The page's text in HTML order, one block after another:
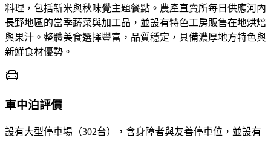
料理，包括新米與秋味覺主題餐點。農產直賣所每日供應河內
長野地區的當季蔬菜與加工品，並設有特色工房販售在地烘焙
與果汁。整體美食選擇豐富，品質穩定，具備濃厚地方特色與
新鮮食材優勢。
車中泊評價
設有大型停車場（302台），含身障者與友善停車位，並設有